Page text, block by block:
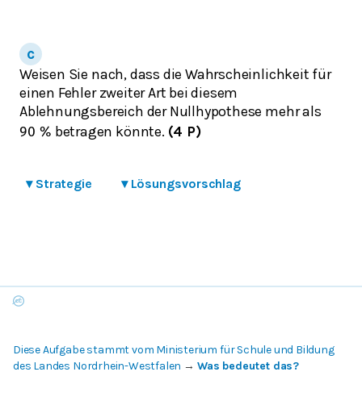
Weisen Sie nach, dass die Wahrscheinlichkeit für
einen Fehler zweiter Art bei diesem
Ablehnungsbereich der Nullhypothese mehr als
90 % betragen könnte. (4 P)
▾ Strategie ▾ Lösungsvorschlag
Diese Aufgabe stammt vom Ministerium für Schule und Bildung
des Landes Nordrhein-Westfalen → Was bedeutet das?